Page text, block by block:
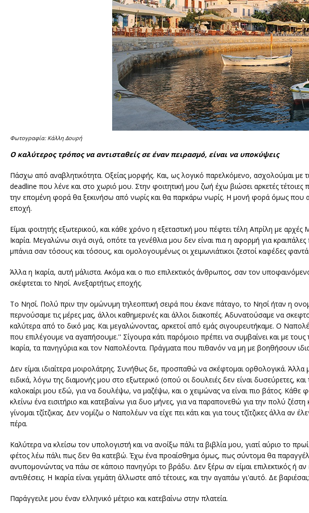
Φωτογραφία: Κάλλη Δουρή
Ο καλύτερος τρόπος να αντισταθείς σε έναν πειρασμό, είναι να υποκύψεις
Πάσχω από αναβλητικότητα. Οξείας μορφής. Και, ως λογικό παρελκόμενο, ασχολούμαι με
deadline που λένε και στο χωριό μου. Στην φοιτητική μου ζωή έχω βιώσει αρκετές τέτοιες
την επομένη φορά θα ξεκινήσω από νωρίς και θα παρκάρω νωρίς. Η μονή φορά όμως που
εποχή.
Είμαι φοιτητής εξωτερικού, και κάθε χρόνο η εξεταστική μου πέφτει τέλη Απρίλη με
Ικαρία. Μεγαλώνω σιγά σιγά, οπότε τα γενέθλια μου δεν είναι πια η αφορμή για
μπάνια σαν τόσους και τόσους, και ομολογουμένως οι χειμωνιάτικοι ζεστοί καφέδες
Άλλα η Ικαρία, αυτή μάλιστα. Ακόμα και ο πιο επιλεκτικός άνθρωπος, σαν τον
σκέφτεται το Νησί. Ανεξαρτήτως εποχής.
Το Νησί. Πολύ πριν την ομώνυμη τηλεοπτική σειρά που έκανε πάταγο, το Νησί ήταν η
περνούσαμε τις μέρες μας, άλλοι καθημερινές και άλλοι διακοπές. Αδυνατούσαμε να
καλύτερα από το δικό μας. Και μεγαλώνοντας, αρκετοί από εμάς σιγουρευτήκαμε. Ο
που επιλέγουμε να αγαπήσουμε.'' Σίγουρα κάτι παρόμοιο πρέπει να συμβαίνει και με
Ικαρία, τα πανηγύρια και τον Ναπολέοντα. Πράγματα που πιθανόν να μη με βοηθήσουν
Δεν είμαι ιδιαίτερα μοιρολάτρης. Συνήθως δε, προσπαθώ να σκέφτομαι ορθολογικά. Άλλα
ειδικά, λόγω της διαμονής μου στο εξωτερικό (οπού οι δουλειές δεν είναι δυσεύρετες,
καλοκαίρι μου εδώ, για να δουλέψω, να μαζέψω, και ο χειμώνας να είναι πιο βάτος. Κάθε
κλείνω ένα εισιτήριο και κατεβαίνω για δυο μήνες, για να παραπονεθώ για την πολύ
γίνομαι τζίτζικας. Δεν νομίζω ο Ναπολέων να είχε πει κάτι και για τους τζίτζικες άλλα
πέρα.
Καλύτερα να κλείσω τον υπολογιστή και να ανοίξω πάλι τα βιβλία μου, γιατί αύριο το
φέτος λέω πάλι πως δεν θα κατεβώ. Έχω ένα προαίσθημα όμως, πως σύντομα θα
ανυπομονώντας να πάω σε κάποιο πανηγύρι το βράδυ. Δεν ξέρω αν είμαι επιλεκτικός ή αν
αντιθέσεις. Η Ικαρία είναι γεμάτη άλλωστε από τέτοιες, και την αγαπάω γι'αυτό. Δε
Παράγγειλε μου έναν ελληνικό μέτριο και κατεβαίνω στην πλατεία.